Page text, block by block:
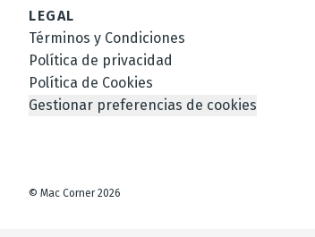
LEGAL
Términos y Condiciones
Política de privacidad
Política de Cookies
Gestionar preferencias de cookies
© Mac Corner 2026